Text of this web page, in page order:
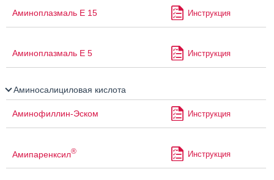
Аминоплазмаль Е 15 Инструкция
Аминоплазмаль Е 5 Инструкция
Аминосалициловая кислота
Аминофиллин-Эском Инструкция
Амипаренксил® Инструкция